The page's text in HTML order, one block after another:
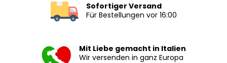
Sofortiger Versand
Für Bestellungen vor 16:00
Mit Liebe gemacht in Italien
Wir versenden in ganz Europa